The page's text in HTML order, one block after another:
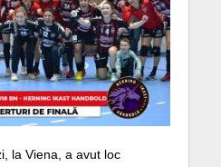
la Viena, a avut loc